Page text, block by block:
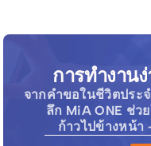
การทำงาน
จากคำขอในชีวิตประ
ลึก MiA ONE ช่ว
ก้าวไปข้างหน้า